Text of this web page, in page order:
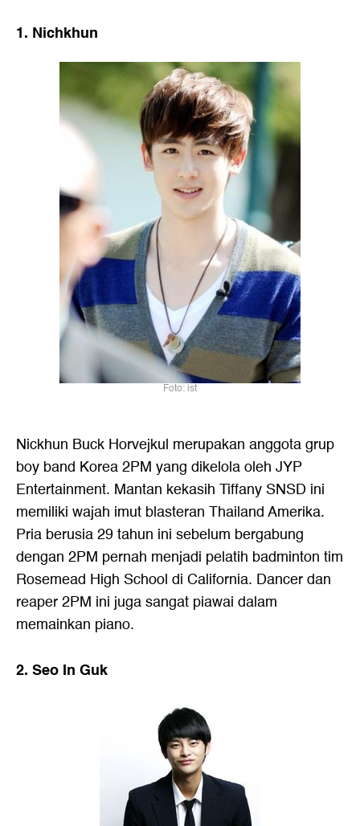
1. Nichkhun
Foto: ist
Nickhun Buck Horvejkul merupakan anggota grup
boy band Korea 2PM yang dikelola oleh JYP
Entertainment. Mantan kekasih Tiffany SNSD ini
memiliki wajah imut blasteran Thailand Amerika.
Pria berusia 29 tahun ini sebelum bergabung
dengan 2PM pernah menjadi pelatih badminton tim
Rosemead High School di California. Dancer dan
reaper 2PM ini juga sangat piawai dalam
memainkan piano.
2. Seo In Guk